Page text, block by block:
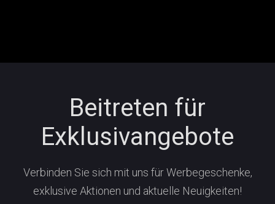
Beitreten für
Exklusivangebote
Verbinden Sie sich mit uns für Werbegeschenke,
exklusive Aktionen und aktuelle Neuigkeiten!